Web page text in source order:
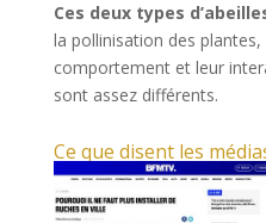
Ces deux types
la pollinisation des plantes,
comportement et leur
sont assez différents.
Ce que disent les